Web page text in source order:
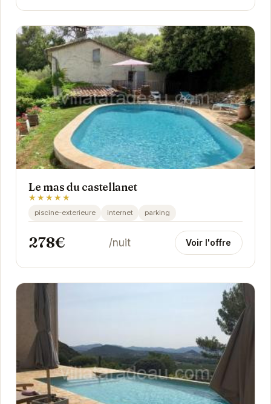
Le mas du castellanet
★★★★★
piscine-exterieure internet parking
278€ /nuit Voir l'offre